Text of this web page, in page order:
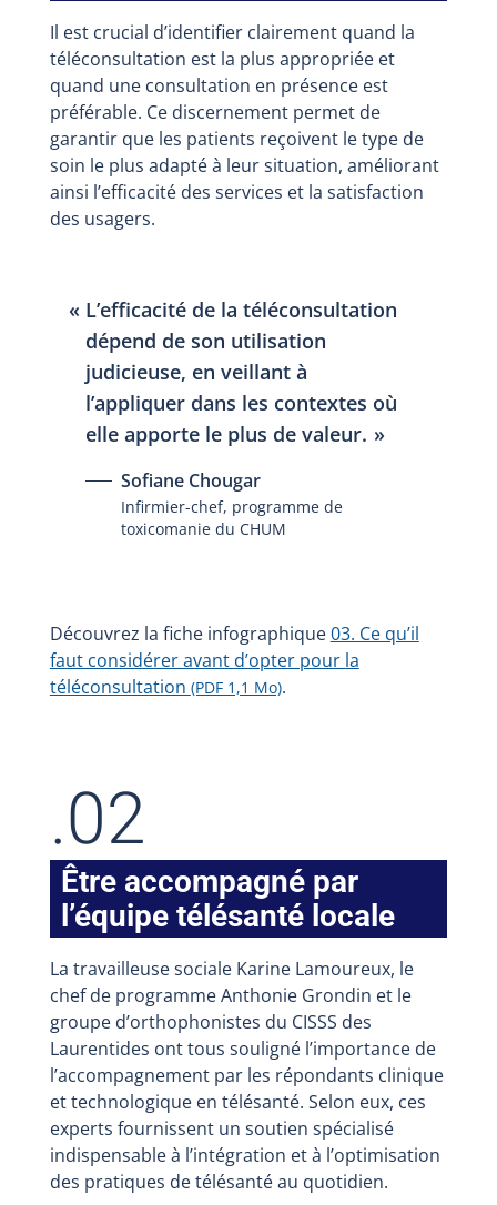
Il est crucial d’identifier clairement quand la
téléconsultation est la plus appropriée et
quand une consultation en présence est
préférable. Ce discernement permet de
garantir que les patients reçoivent le type de
soin le plus adapté à leur situation, améliorant
ainsi l’efficacité des services et la satisfaction
des usagers.
L’efficacité de la téléconsultation
dépend de son utilisation
judicieuse, en veillant à
l’appliquer dans les contextes où
elle apporte le plus de valeur.
Sofiane Chougar
Infirmier-chef, programme de
toxicomanie du CHUM
Découvrez la fiche infographique03. Ce qu’il
faut considérer avant d’opter pour la
téléconsultation (PDF 1,1 Mo).
.02
Être accompagné par
l’équipe télésanté locale
La travailleuse sociale Karine Lamoureux, le
chef de programme Anthonie Grondin et le
groupe d’orthophonistes du CISSS des
Laurentides ont tous souligné l’importance de
l’accompagnement par les répondants clinique
et technologique en télésanté. Selon eux, ces
experts fournissent un soutien spécialisé
indispensable à l’intégration et à l’optimisation
des pratiques de télésanté au quotidien.